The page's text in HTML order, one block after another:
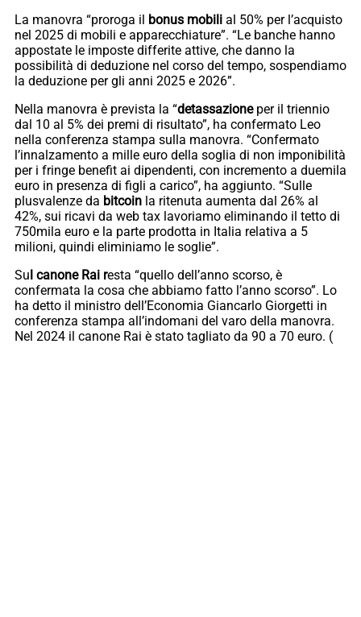
La manovra “proroga il bonus mobili al 50% per l’acquisto
nel 2025 di mobili e apparecchiature”. “Le banche hanno
appostate le imposte differite attive, che danno la
possibilità di deduzione nel corso del tempo, sospendiamo
la deduzione per gli anni 2025 e 2026”.
Nella manovra è prevista la “detassazione per il triennio
dal 10 al 5% dei premi di risultato”, ha confermato Leo
nella conferenza stampa sulla manovra. “Confermato
l’innalzamento a mille euro della soglia di non imponibilità
per i fringe benefit ai dipendenti, con incremento a duemila
euro in presenza di figli a carico”, ha aggiunto. “Sulle
plusvalenze da bitcoin la ritenuta aumenta dal 26% al
42%, sui ricavi da web tax lavoriamo eliminando il tetto di
750mila euro e la parte prodotta in Italia relativa a 5
milioni, quindi eliminiamo le soglie”.
Sul canone Rai resta “quello dell’anno scorso, è
confermata la cosa che abbiamo fatto l’anno scorso”. Lo
ha detto il ministro dell’Economia Giancarlo Giorgetti in
conferenza stampa all’indomani del varo della manovra.
Nel 2024 il canone Rai è stato tagliato da 90 a 70 euro. (